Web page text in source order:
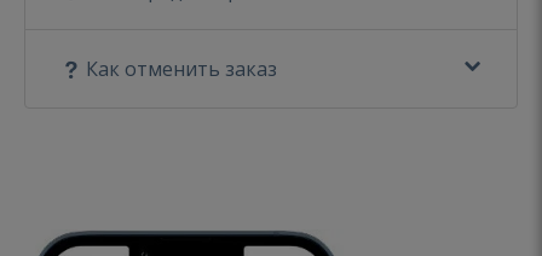
Как отменить заказ